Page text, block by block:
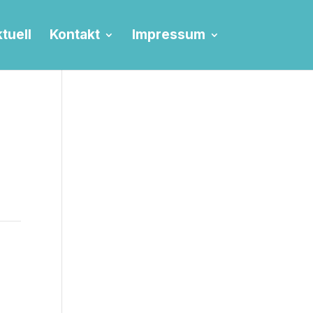
Kontakt Impressum